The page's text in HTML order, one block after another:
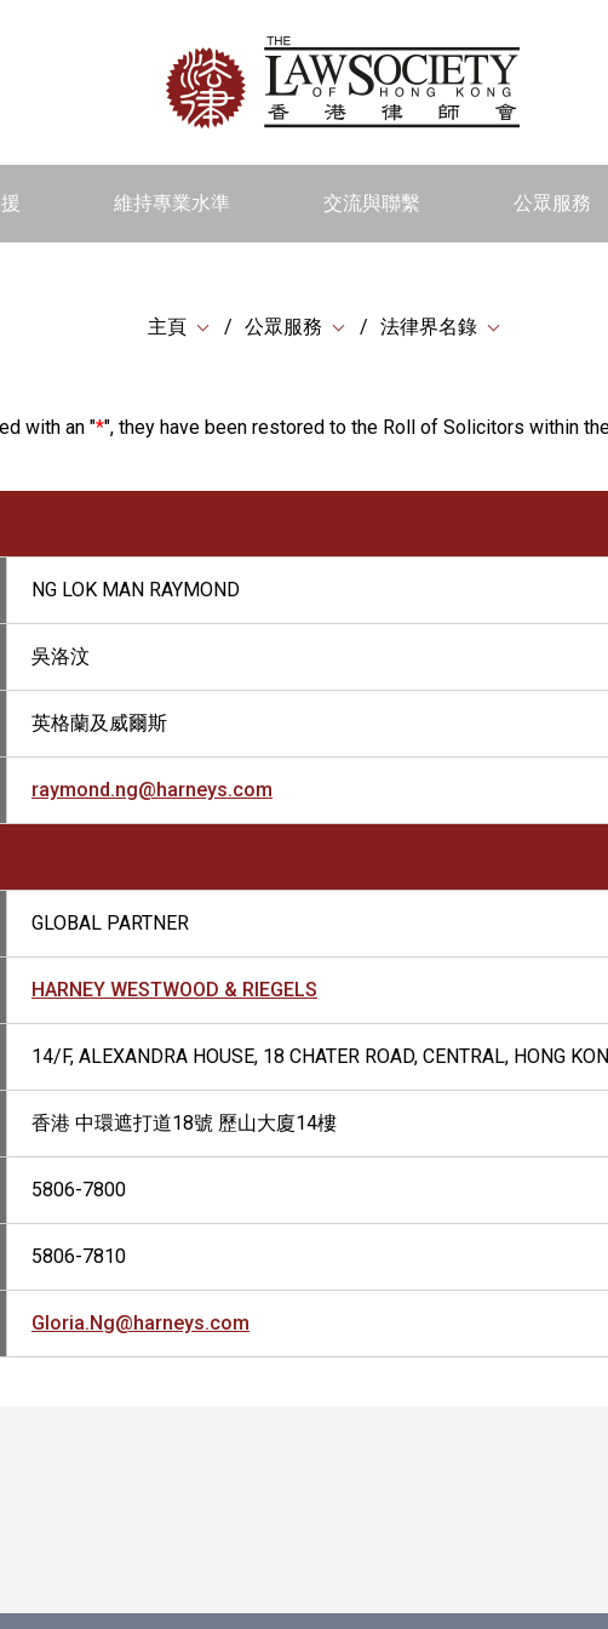
維持專業水準 交流與聯繫 公眾服務
主頁 公眾服務 法律界名錄
with an "*", they have been restored to the Roll of Solicitors within
NG LOK MAN RAYMOND
吳洛汶
英格蘭及威爾斯
raymond.ng@harneys.com
GLOBAL PARTNER
HARNEY WESTWOOD & RIEGELS
14/F, ALEXANDRA HOUSE, 18 CHATER ROAD, CENTRAL, HONG
香港 中環遮打道18號 歷山大廈14樓
5806-7800
5806-7810
Gloria.Ng@harneys.com